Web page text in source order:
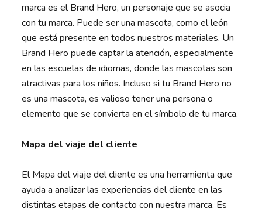
marca es el Brand Hero, un personaje que se asocia
con tu marca. Puede ser una mascota, como el león
que está presente en todos nuestros materiales. Un
Brand Hero puede captar la atención, especialmente
en las escuelas de idiomas, donde las mascotas son
atractivas para los niños. Incluso si tu Brand Hero no
es una mascota, es valioso tener una persona o
elemento que se convierta en el símbolo de tu marca.
Mapa del viaje del cliente
El Mapa del viaje del cliente es una herramienta que
ayuda a analizar las experiencias del cliente en las
distintas etapas de contacto con nuestra marca. Es